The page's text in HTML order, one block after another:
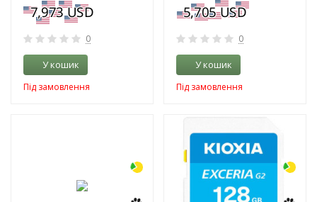
0
У кошик
Під замовлення
0
У кошик
Під замовлення